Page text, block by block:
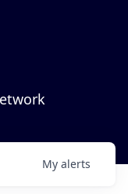
My alerts